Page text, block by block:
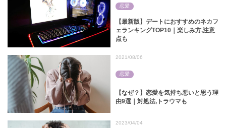
【最新版】デートにおすすめのネカフ
ェランキングTOP10｜楽しみ方,注意
点も
恋愛
【なぜ？】恋愛を気持ち悪いと思う理
由9選｜対処法,トラウマも
2021/08/06
恋愛
2023/04/04